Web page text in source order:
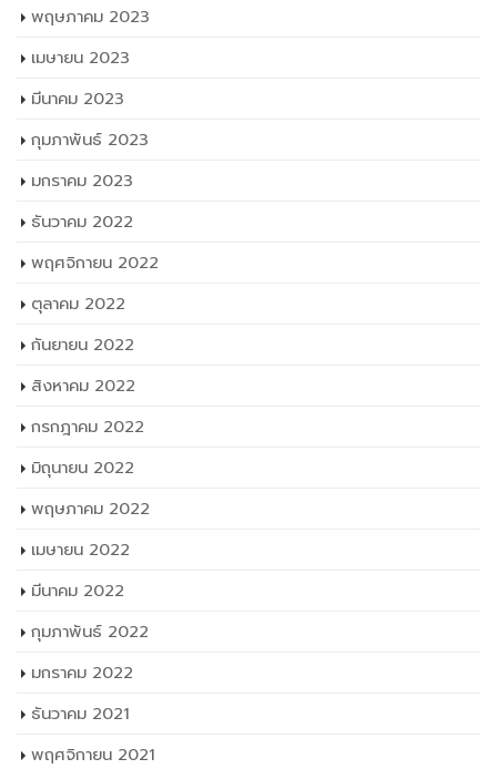
พฤษภาคม 2023
เมษายน 2023
มีนาคม 2023
กุมภาพันธ์ 2023
มกราคม 2023
ธันวาคม 2022
พฤศจิกายน 2022
ตุลาคม 2022
กันยายน 2022
สิงหาคม 2022
กรกฎาคม 2022
มิถุนายน 2022
พฤษภาคม 2022
เมษายน 2022
มีนาคม 2022
กุมภาพันธ์ 2022
มกราคม 2022
ธันวาคม 2021
พฤศจิกายน 2021